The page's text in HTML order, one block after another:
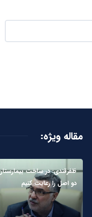
مقاله ویژه:
ظفرقندی: در ساخت
دو اصل را رعایت کنیم